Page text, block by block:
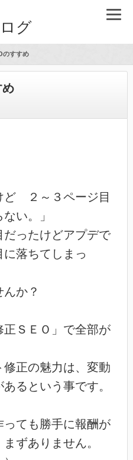
グ
のすすめ
め
ど ２～３ページ目
い。」
だったけどアプデで
落ちてしまっ
か？
ＳＥＯ」で全部が
正の魅力は、変動
るという事です。
ても勝手に報酬が
ずありません。